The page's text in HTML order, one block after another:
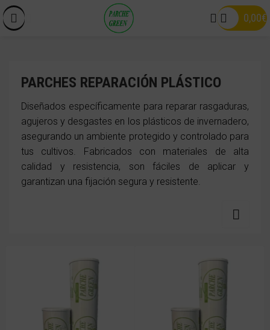
0,00€
PARCHES REPARACIÓN PLÁSTICO
Diseñados específicamente para reparar rasgaduras,
agujeros y desgastes en los plásticos de invernadero,
asegurando un ambiente protegido y controlado para
tus cultivos. Fabricados con materiales de alta
calidad y resistencia, son fáciles de aplicar y
garantizan una fijación segura y resistente.